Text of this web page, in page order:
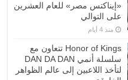
«إيناكتس مصر» للعام العشرين
على التوالي
منذ 4 أيام
Honor of Kings تتعاون مع
سلسلة أنمي DAN DA DAN
لتأخذ اللاعبين إلى عالم الظواهر